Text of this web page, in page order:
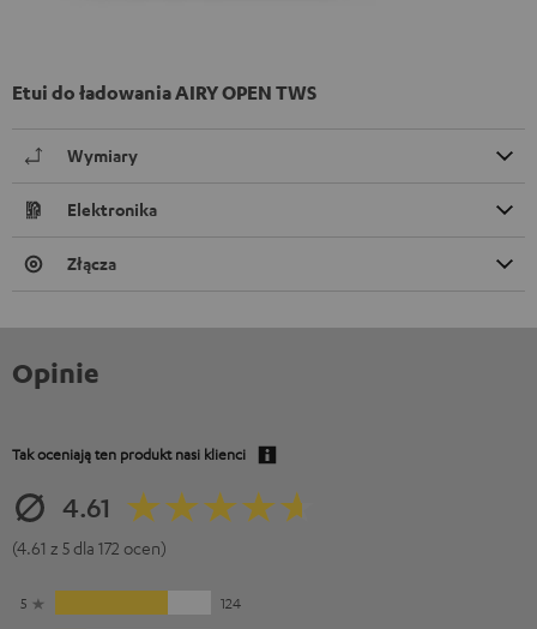
Etui do ładowania AIRY OPEN TWS
Wymiary
Elektronika
Złącza
Opinie
Tak oceniają ten produkt nasi klienci
4.61
(4.61 z 5 dla 172 ocen)
5
124